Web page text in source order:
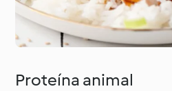
Proteína animal